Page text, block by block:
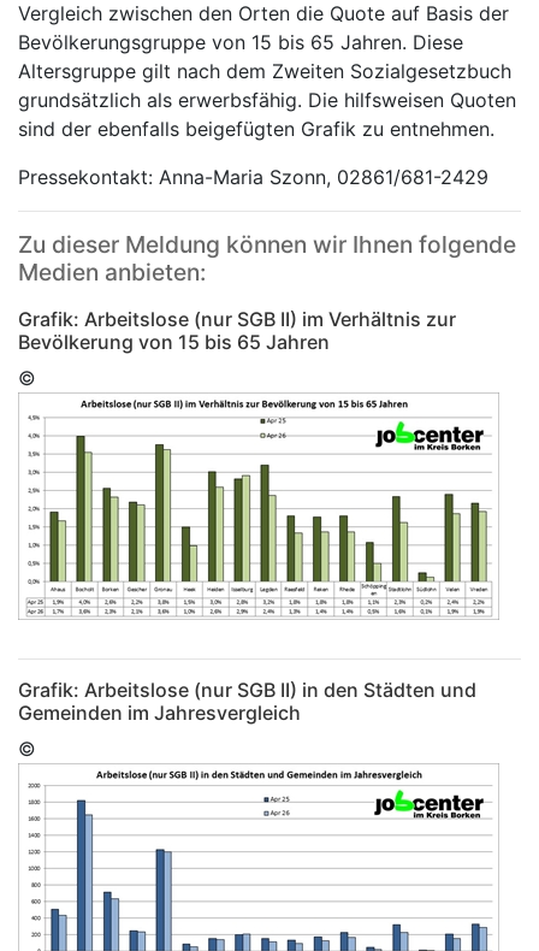
Vergleich zwischen den Orten die Quote auf Basis der
Bevölkerungsgruppe von 15 bis 65 Jahren. Diese
Altersgruppe gilt nach dem Zweiten Sozialgesetzbuch
grundsätzlich als erwerbsfähig. Die hilfsweisen Quoten
sind der ebenfalls beigefügten Grafik zu entnehmen.
Pressekontakt: Anna-Maria Szonn, 02861/681-2429
Zu dieser Meldung können wir Ihnen folgende
Medien anbieten:
Grafik: Arbeitslose (nur SGB II) im Verhältnis zur
Bevölkerung von 15 bis 65 Jahren
©
Grafik: Arbeitslose (nur SGB II) in den Städten und
Gemeinden im Jahresvergleich
©